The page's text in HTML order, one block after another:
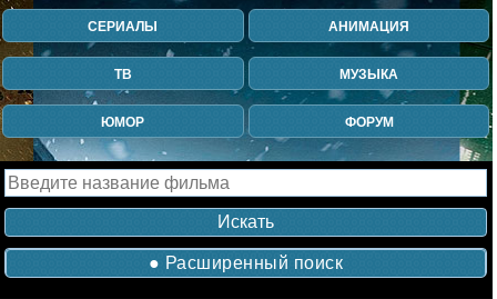
СЕРИАЛЫ АНИМАЦИЯ
ТВ МУЗЫКА
ЮМОР ФОРУМ
● Расширенный поиск